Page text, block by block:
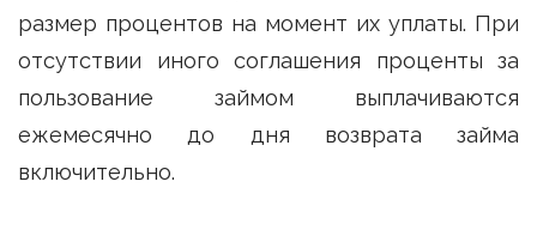
размер процентов на момент их уплаты. При
отсутствии иного соглашения проценты за
пользование займом выплачиваются
ежемесячно до дня возврата займа
включительно.